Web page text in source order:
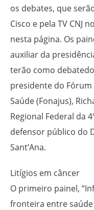
os debates, que
Cisco e pela TV CNJ
nesta página. Os
auxiliar da
terão como
presidente do Fórum
Saúde (Fonajus),
Regional Federal da
defensor público do
Sant’Ana.
Litígios em câncer
O primeiro painel,
fronteira entre